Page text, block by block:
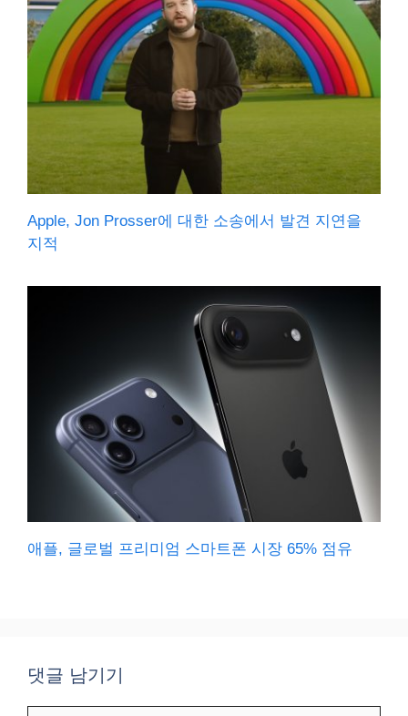
Apple, Jon Prosser에 대한 소송에서 발견 지연을
지적
애플, 글로벌 프리미엄 스마트폰 시장 65% 점유
댓글 남기기